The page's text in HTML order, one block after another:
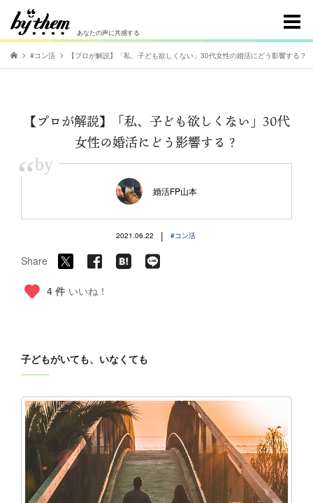
あなたの声に共感する
#コン活 【プロが解説】「私、子ども欲しくない」30代女性の婚活にどう影響する？
【プロが解説】「私、子ども欲しくない」30代
女性の婚活にどう影響する？
“by
婚活FP山本
2021.06.22 | #コン活
Share
4 件 いいね！
子どもがいても、いなくても